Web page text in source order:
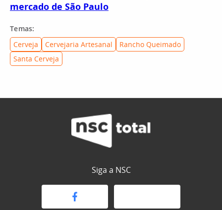
mercado de São Paulo
Temas:
Cerveja
Cervejaria Artesanal
Rancho Queimado
Santa Cerveja
Siga a NSC